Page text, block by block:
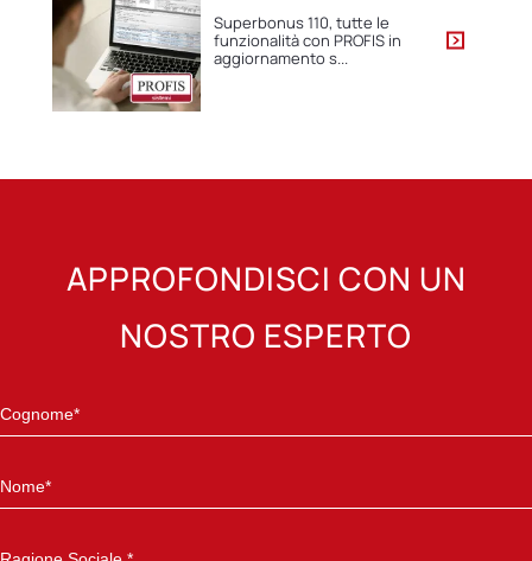
Superbonus 110, tutte le
funzionalità con PROFIS in
aggiornamento s...
APPROFONDISCI CON UN
NOSTRO ESPERTO